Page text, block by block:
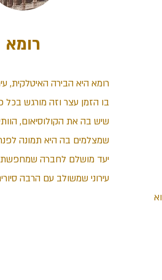
רומא
רומא היא הבירה האיטלקית,
בו הזמן עצר וזה מורגש בכל
שיש בה את הקולוסיאום,
שמצלמים בה היא תמונה
יעד מושלם לחברה שמחפשת
עירוני שמשולב עם הרבה